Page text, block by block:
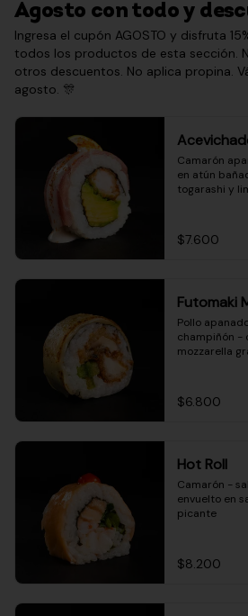
Agosto con todo y
Ingresa el cupón AGOSTO y disfruta
todos los productos de esta sección.
otros descuentos. No aplica propina.
agosto. 🎊
Camarón
en atún
togarashi y
$7.600
Futomaki
Pollo
champiñón -
mozzarella
$6.800
Hot Roll
Camarón -
envuelto en
picante
$8.200